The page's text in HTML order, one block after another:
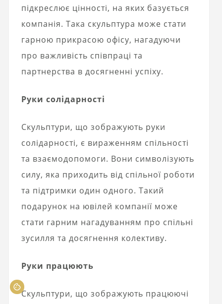
підкреслює цінності, на яких базується
компанія. Така скульптура може стати
гарною прикрасою офісу, нагадуючи
про важливість співпраці та
партнерства в досягненні успіху.
Руки солідарності
Скульптури, що зображують руки
солідарності, є вираженням спільності
та взаємодопомоги. Вони символізують
силу, яка приходить від спільної роботи
та підтримки один одного. Такий
подарунок на ювілей компанії може
стати гарним нагадуванням про спільні
зусилля та досягнення колективу.
Руки працюють
Скульптури, що зображують працюючі